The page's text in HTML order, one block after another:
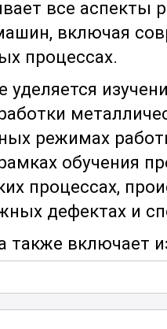
все
включая
процессах.
уделяется
режимах
обучения
процессах,
дефектах и
также включает
с
и